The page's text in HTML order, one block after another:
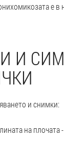
е в
И
и снимки:
на плочата